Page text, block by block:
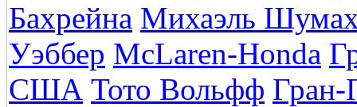
Бахрейна Михаэль
Уэббер McLaren-Honda
США Тото Вольфф